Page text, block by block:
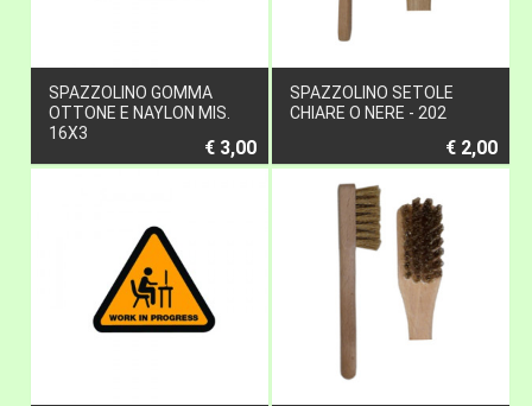
SPAZZOLINO GOMMA
OTTONE E NAYLON MIS.
16X3
€ 3,00
SPAZZOLINO SETOLE
CHIARE O NERE - 202
€ 2,00